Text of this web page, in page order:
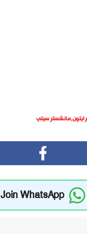
,مانشستر سيتي
Join WhatsApp